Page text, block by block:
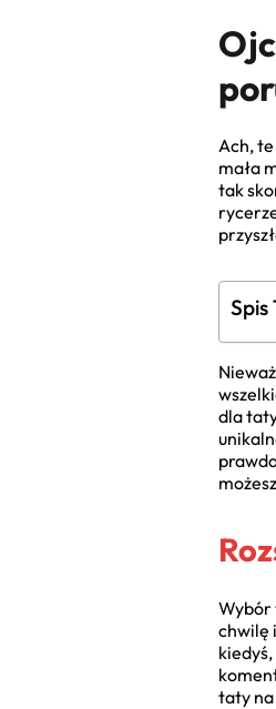
Ach,
mała
tak
Spis
dla
Wybór
chwilę
taty na